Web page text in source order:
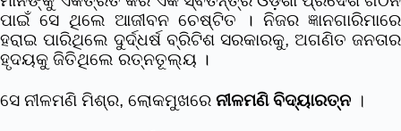
ପାଇଁ ସେ ଥିଲେ ଆଜୀବନ ଚେଷ୍ଟିତ । ନିଜର ଜ୍ଞାନଗାରିମାରେ
ହରାଇ ପାରିଥିଲେ ଦୁର୍ଦ୍ଧର୍ଷ ବ୍ରିଟିଶ ସରକାରକୁ, ଅଗଣିତ ଜନତାର
ହୃଦୟକୁ ଜିତିଥିଲେ ରତ୍ନତୂଲ୍ୟ ।
ସେ ନୀଳମଣି ମିଶ୍ର, ଲୋକମୁଖରେ ନୀଳମଣି ବିଦ୍ୟାରତ୍ନ ।